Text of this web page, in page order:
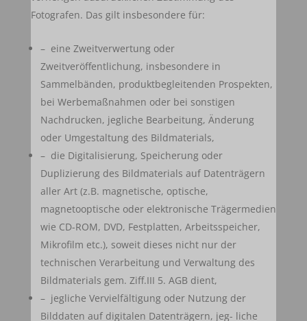
Fotografen. Das gilt insbesondere für:
– eine Zweitverwertung oder
Zweitveröffentlichung, insbesondere in
Sammelbänden, produktbegleitenden Prospekten,
bei Werbemaßnahmen oder bei sonstigen
Nachdrucken, jegliche Bearbeitung, Änderung
oder Umgestaltung des Bildmaterials,
– die Digitalisierung, Speicherung oder
Duplizierung des Bildmaterials auf Datenträgern
aller Art (z.B. magnetische, optische,
magnetooptische oder elektronische Trägermedien
wie CD-ROM, DVD, Festplatten, Arbeitsspeicher,
Mikrofilm etc.), soweit dieses nicht nur der
technischen Verarbeitung und Verwaltung des
Bildmaterials gem. Ziff.III 5. AGB dient,
– jegliche Vervielfältigung oder Nutzung der
Bilddaten auf digitalen Datenträgern, jeg- liche